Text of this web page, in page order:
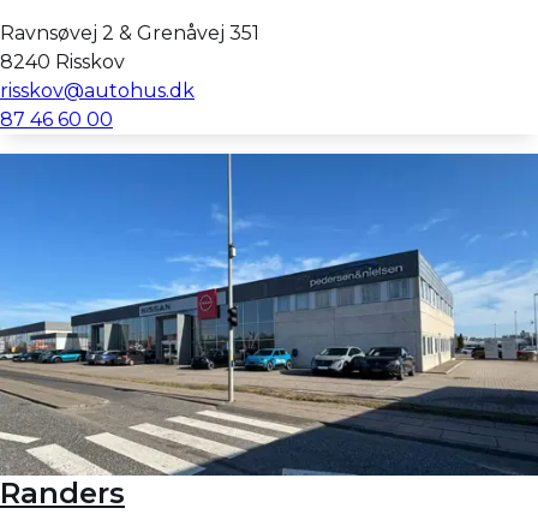
Ravnsøvej 2 & Grenåvej 351
8240 Risskov
risskov@autohus.dk
87 46 60 00
Randers